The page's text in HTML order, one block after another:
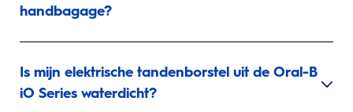
handbagage?
Is mijn elektrische tandenborstel uit de Oral-B
iO Series waterdicht?